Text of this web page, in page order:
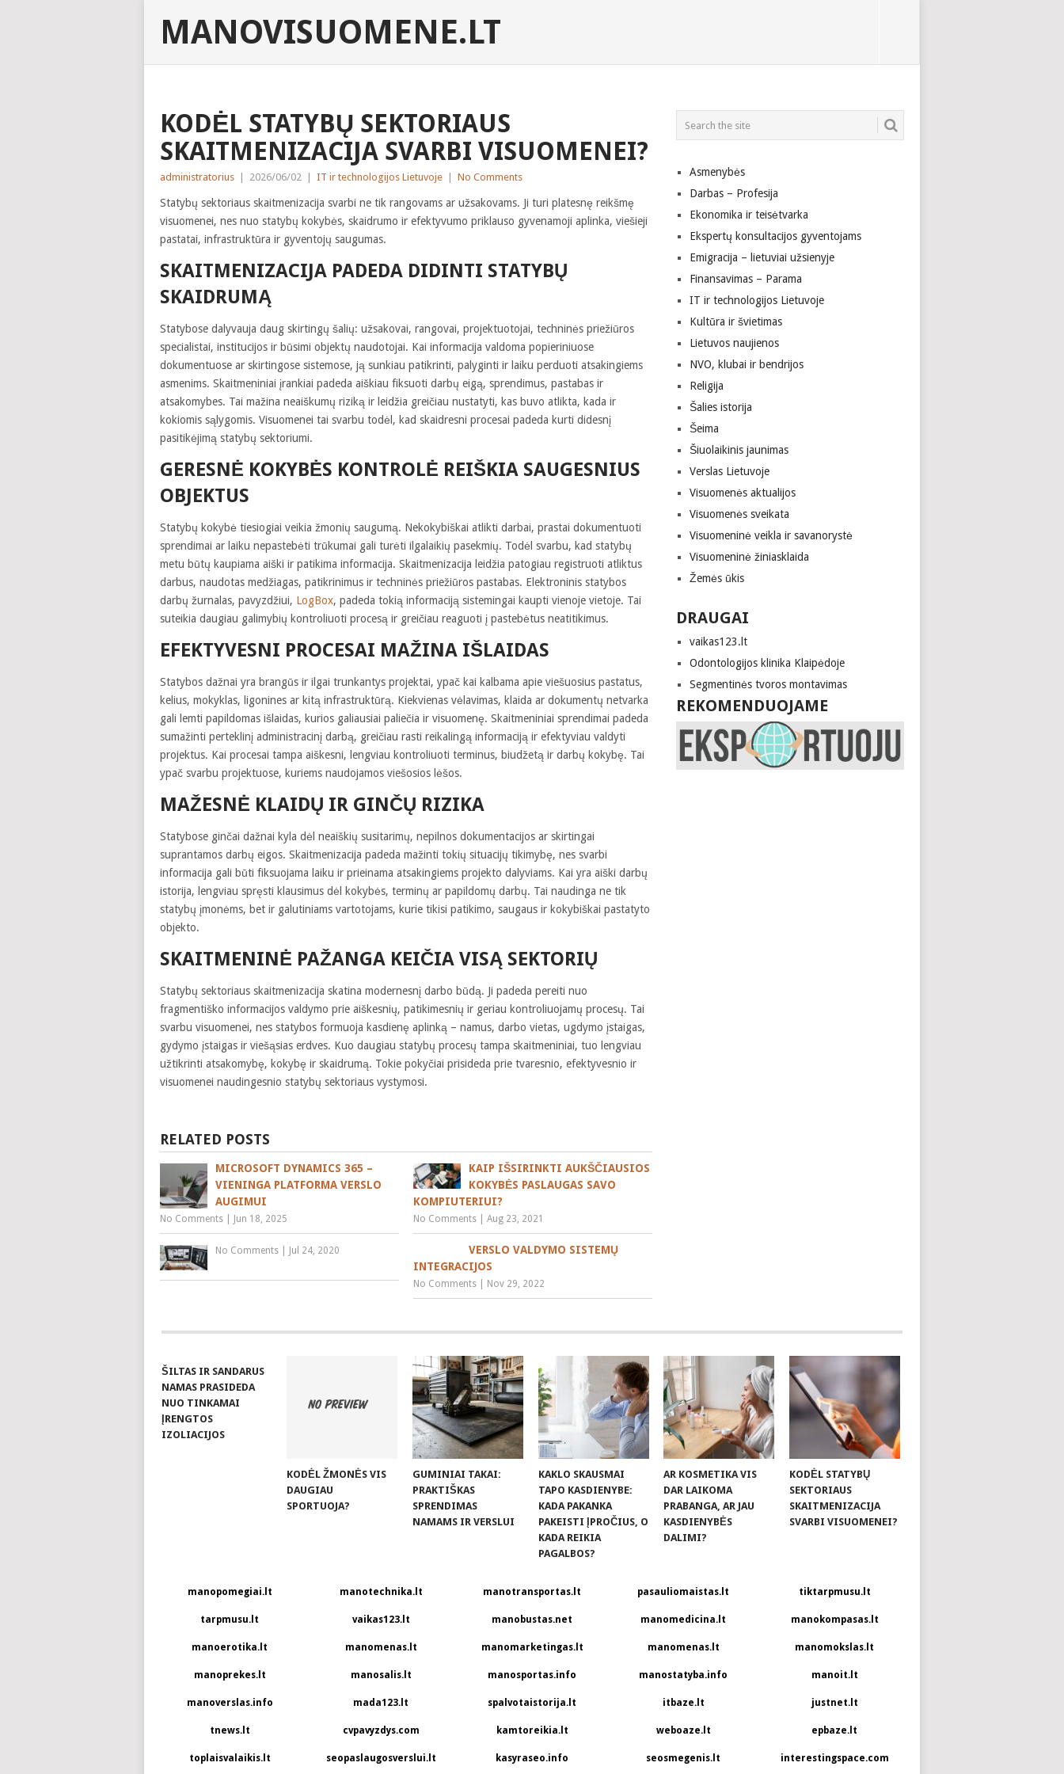
MANOVISUOMENE.LT
KODĖL STATYBŲ SEKTORIAUS
SKAITMENIZACIJA SVARBI VISUOMENEI?
administratorius 2026/06/02 IT ir technologijos Lietuvoje No Comments
Statybų sektoriaus skaitmenizacija svarbi ne tik rangovams ar užsakovams. Ji turi platesnę reikšmę
visuomenei, nes nuo statybų kokybės, skaidrumo ir efektyvumo priklauso gyvenamoji aplinka, viešieji
pastatai, infrastruktūra ir gyventojų saugumas.
SKAITMENIZACIJA PADEDA DIDINTI STATYBŲ
SKAIDRUMĄ
Statybose dalyvauja daug skirtingų šalių: užsakovai, rangovai, projektuotojai, techninės priežiūros
specialistai, institucijos ir būsimi objektų naudotojai. Kai informacija valdoma popieriniuose
dokumentuose ar skirtingose sistemose, ją sunkiau patikrinti, palyginti ir laiku perduoti atsakingiems
asmenims. Skaitmeniniai įrankiai padeda aiškiau fiksuoti darbų eigą, sprendimus, pastabas ir
atsakomybes. Tai mažina neaiškumų riziką ir leidžia greičiau nustatyti, kas buvo atlikta, kada ir
kokiomis sąlygomis. Visuomenei tai svarbu todėl, kad skaidresni procesai padeda kurti didesnį
pasitikėjimą statybų sektoriumi.
GERESNĖ KOKYBĖS KONTROLĖ REIŠKIA SAUGESNIUS
OBJEKTUS
Statybų kokybė tiesiogiai veikia žmonių saugumą. Nekokybiškai atlikti darbai, prastai dokumentuoti
sprendimai ar laiku nepastebėti trūkumai gali turėti ilgalaikių pasekmių. Todėl svarbu, kad statybų
metu būtų kaupiama aiški ir patikima informacija. Skaitmenizacija leidžia patogiau registruoti atliktus
darbus, naudotas medžiagas, patikrinimus ir techninės priežiūros pastabas. Elektroninis statybos
darbų žurnalas, pavyzdžiui, LogBox, padeda tokią informaciją sistemingai kaupti vienoje vietoje. Tai
suteikia daugiau galimybių kontroliuoti procesą ir greičiau reaguoti į pastebėtus neatitikimus.
EFEKTYVESNI PROCESAI MAŽINA IŠLAIDAS
Statybos dažnai yra brangūs ir ilgai trunkantys projektai, ypač kai kalbama apie viešuosius pastatus,
kelius, mokyklas, ligonines ar kitą infrastruktūrą. Kiekvienas vėlavimas, klaida ar dokumentų netvarka
gali lemti papildomas išlaidas, kurios galiausiai paliečia ir visuomenę. Skaitmeniniai sprendimai padeda
sumažinti perteklinį administracinį darbą, greičiau rasti reikalingą informaciją ir efektyviau valdyti
projektus. Kai procesai tampa aiškesni, lengviau kontroliuoti terminus, biudžetą ir darbų kokybę. Tai
ypač svarbu projektuose, kuriems naudojamos viešosios lėšos.
MAŽESNĖ KLAIDŲ IR GINČŲ RIZIKA
Statybose ginčai dažnai kyla dėl neaiškių susitarimų, nepilnos dokumentacijos ar skirtingai
suprantamos darbų eigos. Skaitmenizacija padeda mažinti tokių situacijų tikimybę, nes svarbi
informacija gali būti fiksuojama laiku ir prieinama atsakingiems projekto dalyviams. Kai yra aiški darbų
istorija, lengviau spręsti klausimus dėl kokybės, terminų ar papildomų darbų. Tai naudinga ne tik
statybų įmonėms, bet ir galutiniams vartotojams, kurie tikisi patikimo, saugaus ir kokybiškai pastatyto
objekto.
SKAITMENINĖ PAŽANGA KEIČIA VISĄ SEKTORIŲ
Statybų sektoriaus skaitmenizacija skatina modernesnį darbo būdą. Ji padeda pereiti nuo
fragmentiško informacijos valdymo prie aiškesnių, patikimesnių ir geriau kontroliuojamų procesų. Tai
svarbu visuomenei, nes statybos formuoja kasdienę aplinką – namus, darbo vietas, ugdymo įstaigas,
gydymo įstaigas ir viešąsias erdves. Kuo daugiau statybų procesų tampa skaitmeniniai, tuo lengviau
užtikrinti atsakomybę, kokybę ir skaidrumą. Tokie pokyčiai prisideda prie tvaresnio, efektyvesnio ir
visuomenei naudingesnio statybų sektoriaus vystymosi.
RELATED POSTS
MICROSOFT DYNAMICS 365 –
VIENINGA PLATFORMA VERSLO
AUGIMUI
No Comments Jun 18, 2025
KAIP IŠSIRINKTI AUKŠČIAUSIOS
KOKYBĖS PASLAUGAS SAVO
KOMPIUTERIUI?
No Comments |Aug 23, 2021
No Comments Jul 24, 2020
VERSLO VALDYMO SISTEMŲ
INTEGRACIJOS
No Comments Nov 29, 2022
Asmenybės
Darbas – Profesija
Ekonomika ir teisėtvarka
Ekspertų konsultacijos gyventojams
Emigracija – lietuviai užsienyje
Finansavimas – Parama
IT ir technologijos Lietuvoje
Kultūra ir švietimas
Lietuvos naujienos
NVO, klubai ir bendrijos
Religija
Šalies istorija
Šeima
Šiuolaikinis jaunimas
Verslas Lietuvoje
Visuomenės aktualijos
Visuomenės sveikata
Visuomeninė veikla ir savanorystė
Visuomeninė žiniasklaida
Žemės ūkis
DRAUGAI
vaikas123.lt
Odontologijos klinika Klaipėdoje
Segmentinės tvoros montavimas
REKOMENDUOJAME
ŠILTAS IR SANDARUS
NAMAS PRASIDEDA
NUO TINKAMAI
ĮRENGTOS
IZOLIACIJOS
KODĖL ŽMONĖS VIS
DAUGIAU
SPORTUOJA?
GUMINIAI TAKAI:
PRAKTIŠKAS
SPRENDIMAS
NAMAMS IR VERSLUI
KAKLO SKAUSMAI
TAPO KASDIENYBE:
KADA PAKANKA
PAKEISTI ĮPROČIUS, O
KADA REIKIA
PAGALBOS?
AR KOSMETIKA VIS
DAR LAIKOMA
PRABANGA, AR JAU
KASDIENYBĖS
DALIMI?
KODĖL STATYBŲ
SEKTORIAUS
SKAITMENIZACIJA
SVARBI VISUOMENEI?
manopomegiai.lt manotechnika.lt manotransportas.lt pasauliomaistas.lt tiktarpmusu.lt
tarpmusu.lt vaikas123.lt manobustas.net manomedicina.lt manokompasas.lt
manoerotika.lt manomenas.lt manomarketingas.lt manomenas.lt manomokslas.lt
manoprekes.lt manosalis.lt manosportas.info manostatyba.info manoit.lt
manoverslas.info mada123.lt spalvotaistorija.lt itbaze.lt justnet.lt
tnews.lt cvpavyzdys.com kamtoreikia.lt weboaze.lt epbaze.lt
toplaisvalaikis.lt seopaslaugosverslui.lt kasyraseo.info seosmegenis.lt interestingspace.com